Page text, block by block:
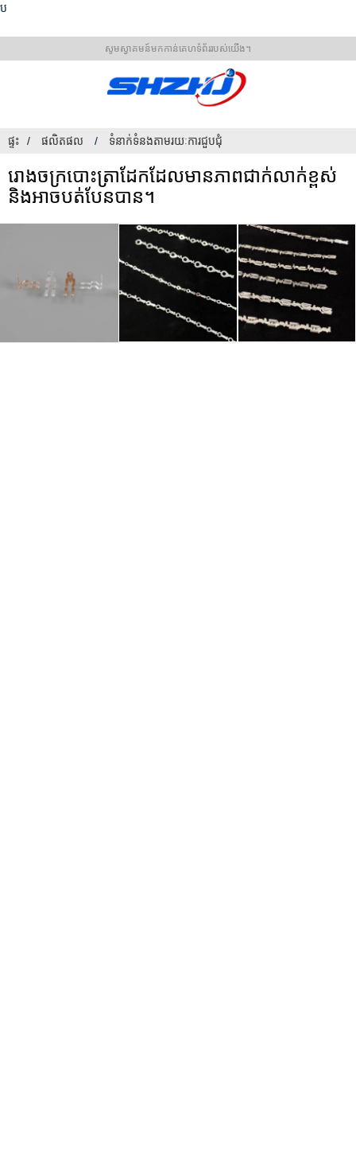
ប
សូមស្វាគមន៍មកកាន់គេហទំព័ររបស់យើង។
ផ្ទះ ផលិតផល ទំនាក់​ទំនង​តាម​រយៈ​ការ​ជួប​ជុំ
រោងចក្របោះត្រាដែកដែលមានភាពជាក់លាក់ខ្ពស់
និងអាចបត់បែនបាន។